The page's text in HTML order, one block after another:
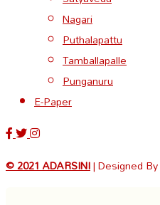
Nagari
Puthalapattu
Tamballapalle
Punganuru
E-Paper
© 2021 ADARSINI| Designed By